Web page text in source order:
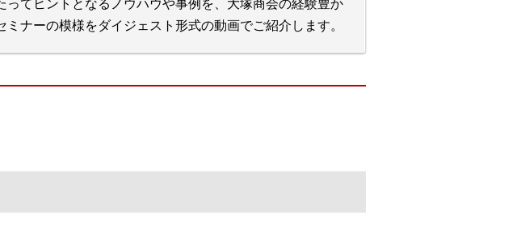
ってヒントとなるノウハウや事例を、大塚商会の経験豊か
ナーの模様をダイジェスト形式の動画でご紹介します。